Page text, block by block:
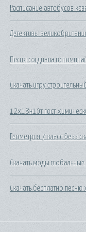
Расписание автобусов
Детективы
Песня согдиана
Скачать игру
12х18н10т гост
Геометрия 7 класс бевз
Скачать моды глобальные
Скачать бесплатно песню